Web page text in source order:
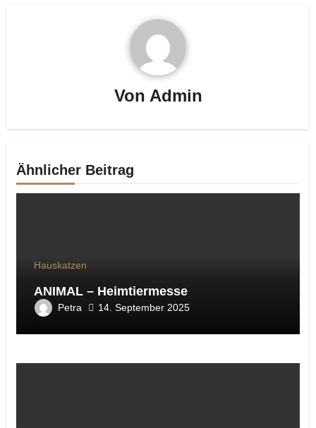
Von Admin
Ähnlicher Beitrag
Hauskatzen
ANIMAL – Heimtiermesse
Petra 14. September 2025